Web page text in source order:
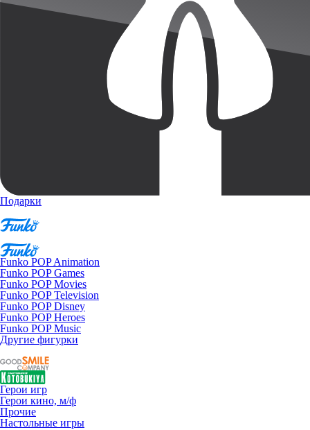
Подарки
Funko POP Animation
Funko POP Games
Funko POP Movies
Funko POP Television
Funko POP Disney
Funko POP Heroes
Funko POP Music
Другие фигурки
Герои игр
Герои кино, м/ф
Прочие
Настольные игры